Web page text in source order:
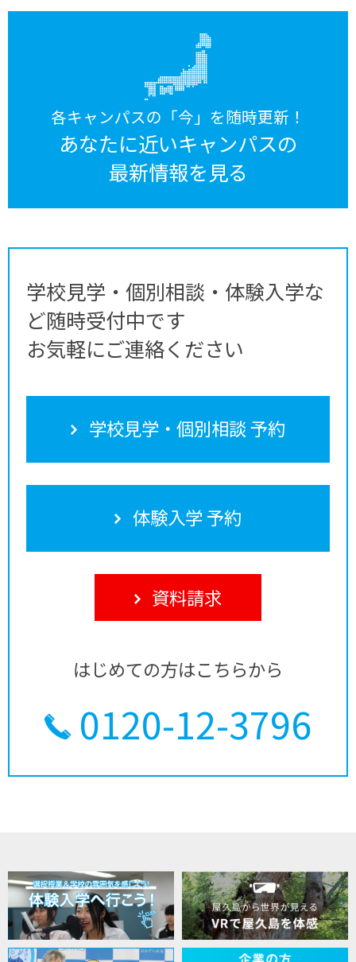
各キャンパスの「今」を随時更新！
あなたに近いキャンパスの
最新情報を見る
学校見学・個別相談・体験入学な
ど随時受付中です
お気軽にご連絡ください
学校見学・個別相談 予約
体験入学 予約
資料請求
はじめての方はこちらから
0120-12-3796